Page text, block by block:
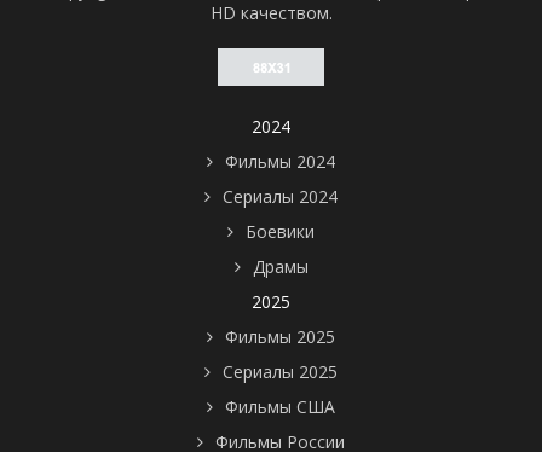
HD качеством.
2024
Фильмы 2024
Сериалы 2024
Боевики
Драмы
2025
Фильмы 2025
Сериалы 2025
Фильмы США
Фильмы России